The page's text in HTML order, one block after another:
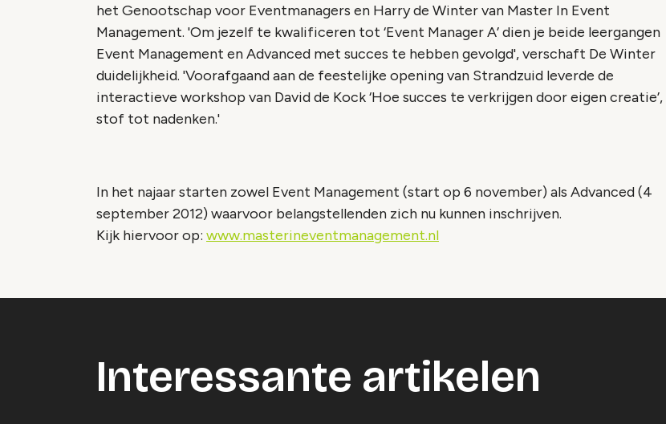
het Genootschap voor Eventmanagers en Harry de Winter van Master In Event
Management. 'Om jezelf te kwalificeren tot ‘Event Manager A’ dien je beide leergangen
Event Management en Advanced met succes te hebben gevolgd', verschaft De Winter
duidelijkheid. 'Voorafgaand aan de feestelijke opening van Strandzuid leverde de
interactieve workshop van David de Kock ‘Hoe succes te verkrijgen door eigen creatie’,
stof tot nadenken.'
In het najaar starten zowel Event Management (start op 6 november) als Advanced (4
september 2012) waarvoor belangstellenden zich nu kunnen inschrijven.
Kijk hiervoor op: www.masterineventmanagement.nl
Interessante artikelen